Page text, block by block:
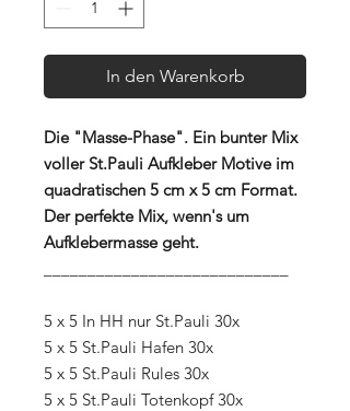
In den Warenkorb
Die "Masse-Phase". Ein bunter Mix
voller St.Pauli Aufkleber Motive im
quadratischen 5 cm x 5 cm Format.
Der perfekte Mix, wenn's um
Aufklebermasse geht.
5 x 5 In HH nur St.Pauli 30x
5 x 5 St.Pauli Hafen 30x
5 x 5 St.Pauli Rules 30x
5 x 5 St.Pauli Totenkopf 30x